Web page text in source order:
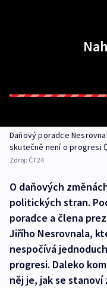
Daňový poradce
skutečně není o progresi
Zdroj: ČT24
O daňových
politických stran.
poradce a člena
Jiřího Nesrovnala,
nespočívá
progresi. Daleko
něj je, jak se